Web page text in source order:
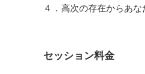
４．高次の存在からあ
セッション料金